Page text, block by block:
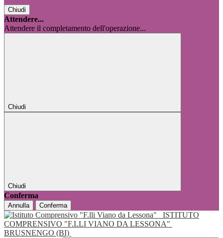
Chiudi
Attendere...
Attendere il completamento dell'operazione...
Chiudi
Chiudi
Conferma
Annulla Conferma
ISTITUTO
COMPRENSIVO "F.LLI VIANO DA LESSONA"
BRUSNENGO (BI)